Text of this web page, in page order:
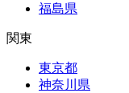
福島県
関東
東京都
神奈川県